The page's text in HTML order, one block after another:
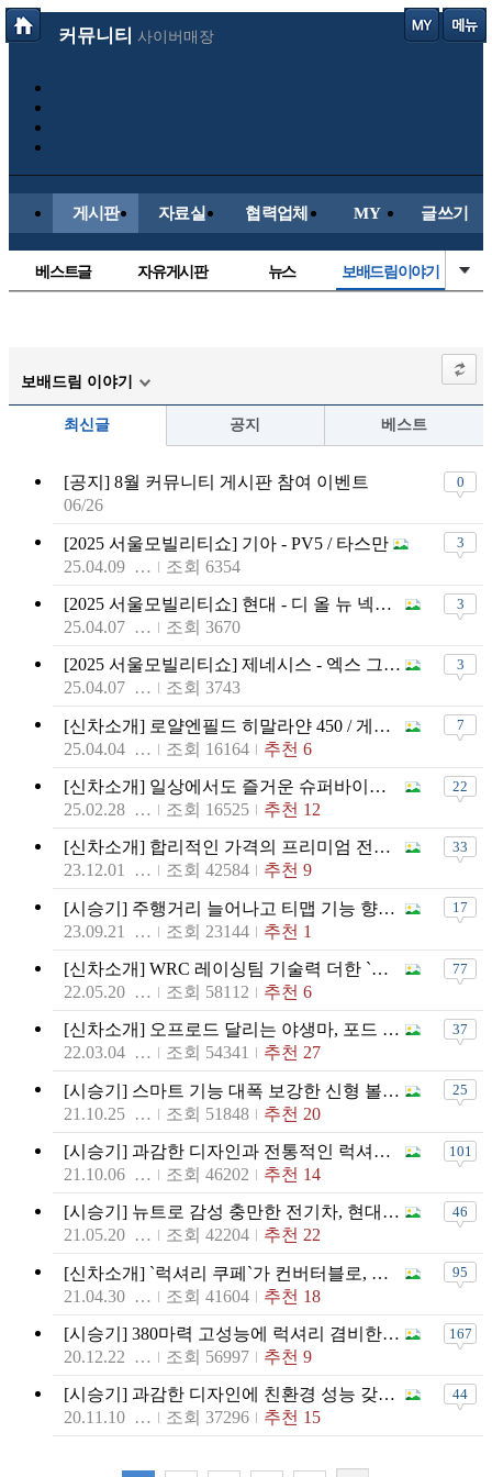
커뮤니티 사이버매장
게시판 자료실 협력업체 MY 글쓰기
베스트글 자유게시판 뉴스 보배드림이야기
보배드림 이야기
최신글 공지 베스트
[공지] 8월 커뮤니티 게시판 참여 이벤트
06/26
0
[2025 서울모빌리티쇼] 기아 - PV5 / 타스만
25.04.09 17:20
조회 6354
3
[2025 서울모빌리티쇼] 현대 - 디 올 뉴 넥쏘 / 아이오닉 6
25.04.07 17:13
조회 3670
3
[2025 서울모빌리티쇼] 제네시스 - 엑스 그란 쿠페 / 엑스 그란 컨버터블
25.04.07 16:35
조회 3743
3
[신차소개] 로얄엔필드 히말라얀 450 / 게릴라 450
25.04.04 14:41
조회 16164 추천 6
7
[신차소개] 일상에서도 즐거운 슈퍼바이크, 두카티 뉴 파니갈레 V2 S
25.02.28 16:41
조회 16525 추천 12
22
[신차소개] 합리적인 가격의 프리미엄 전기SUV, 볼보 EX30
23.12.01 11:46
조회 42584 추천 9
33
[시승기] 주행거리 늘어나고 티맵 기능 향상된 2024 볼보 C40 / S60
23.09.21 12:02
조회 23144 추천 1
17
[신차소개] WRC 레이싱팀 기술력 더한 `토요타 GR86`
22.05.20 16:17
조회 58112 추천 6
77
[신차소개] 오프로드 달리는 야생마, 포드 브롱코
22.03.04 18:00
조회 54341 추천 27
37
[시승기] 스마트 기능 대폭 보강한 신형 볼보 XC60 B6
21.10.25 15:02
조회 51848 추천 20
25
[시승기] 과감한 디자인과 전통적인 럭셔리의 공존, 렉서스 뉴 ES300h
21.10.06 17:50
조회 46202 추천 14
101
[시승기] 뉴트로 감성 충만한 전기차, 현대 아이오닉5
21.05.20 11:54
조회 42204 추천 22
46
[신차소개] `럭셔리 쿠페`가 컨버터블로, 렉서스 LC500 컨버터블
21.04.30 14:56
조회 41604 추천 18
95
[시승기] 380마력 고성능에 럭셔리 겸비한 제네시스 GV70
20.12.22 15:58
조회 56997 추천 9
167
[시승기] 과감한 디자인에 친환경 성능 갖춘 `디 올 뉴 투싼 하이브리드`
20.11.10 16:31
조회 37296 추천 15
44